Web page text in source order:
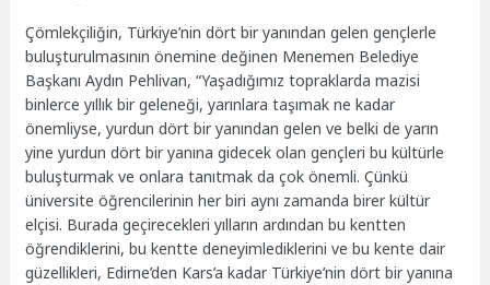
Çömlekçiliğin, Türkiye’nin dört bir yanından gelen gençlerle
buluşturulmasının önemine değinen Menemen Belediye
Başkanı Aydın Pehlivan, “Yaşadığımız topraklarda mazisi
binlerce yıllık bir geleneği, yarınlara taşımak ne kadar
önemliyse, yurdun dört bir yanından gelen ve belki de yarın
yine yurdun dört bir yanına gidecek olan gençleri bu kültürle
buluşturmak ve onlara tanıtmak da çok önemli. Çünkü
üniversite öğrencilerinin her biri aynı zamanda birer kültür
elçisi. Burada geçirecekleri yılların ardından bu kentten
öğrendiklerini, bu kentte deneyimlediklerini ve bu kente dair
güzellikleri, Edirne’den Kars’a kadar Türkiye’nin dört bir yanına